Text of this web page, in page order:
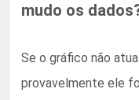
mudo os
Se o gráfico não
provavelmente ele